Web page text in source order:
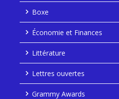
Boxe
Économie et Finances
Littérature
Lettres ouvertes
Grammy Awards